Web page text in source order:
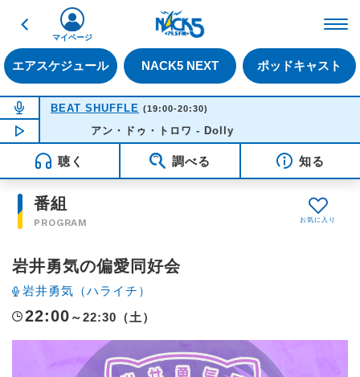
戻る
エアスケジュール NACK5 NEXT ポッドキャスト
マイページ
NOW ON AIR
BEAT SHUFFLE (19:00-20:30)
NOW PLAYING 20:10
アン・ドゥ・トロワ - Dolly
聴く 調べる 知る
番組
PROGRAM
岩井勇気の偏愛同好会
岩井勇気（ハライチ）
22:00 ～22:30（土）